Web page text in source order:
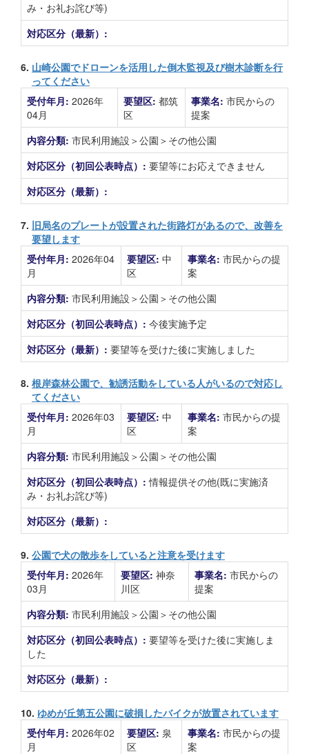
み・お礼お詫び等)
対応区分（最新）:
6. 山崎公園でドローンを活用した倒木監視及び樹木診断を行
ってください
受付年月: 2026年
04月
要望区: 都筑
区
事業名: 市民からの
提案
内容分類: 市民利用施設＞公園＞その他公園
対応区分（初回公表時点）: 要望等にお応えできません
対応区分（最新）:
7. 旧局名のプレートが設置された街路灯があるので、改善を
要望します
受付年月: 2026年04
月
要望区: 中
区
事業名: 市民からの提
案
内容分類: 市民利用施設＞公園＞その他公園
対応区分（初回公表時点）: 今後実施予定
対応区分（最新）: 要望等を受けた後に実施しました
8. 根岸森林公園で、勧誘活動をしている人がいるので対応し
てください
受付年月: 2026年03
月
要望区: 中
区
事業名: 市民からの提
案
内容分類: 市民利用施設＞公園＞その他公園
対応区分（初回公表時点）:情報提供その他(既に実施済
み・お礼お詫び等)
対応区分（最新）:
9. 公園で犬の散歩をしていると注意を受けます
受付年月: 2026年
03月
要望区: 神奈
川区
事業名: 市民からの
提案
内容分類: 市民利用施設＞公園＞その他公園
対応区分（初回公表時点）: 要望等を受けた後に実施しま
した
対応区分（最新）:
10. ゆめが丘第五公園に破損したバイクが放置されています
受付年月: 2026年02
月
要望区: 泉
区
事業名: 市民からの提
案